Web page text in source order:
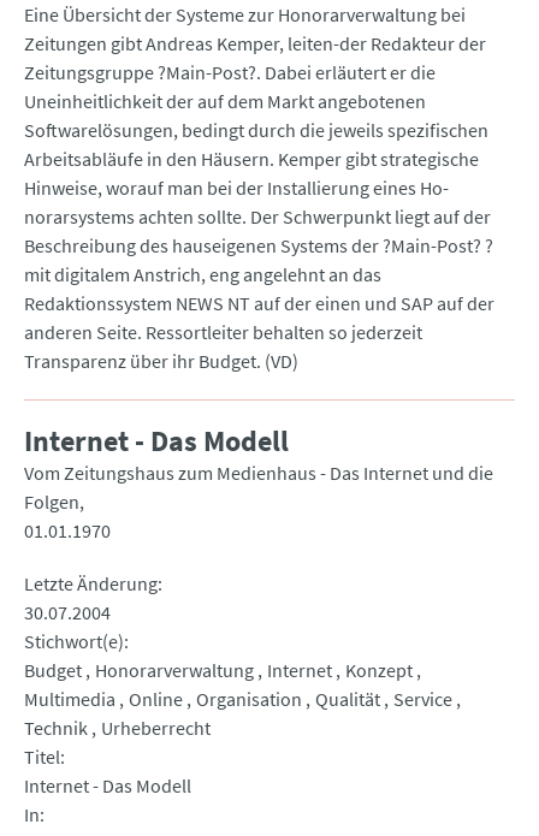
Eine Übersicht der Systeme zur Honorarverwaltung bei
Zeitungen gibt Andreas Kemper, leiten-der Redakteur der
Zeitungsgruppe ?Main-Post?. Dabei erläutert er die
Uneinheitlichkeit der auf dem Markt angebotenen
Softwarelösungen, bedingt durch die jeweils spezifischen
Arbeitsabläufe in den Häusern. Kemper gibt strategische
Hinweise, worauf man bei der Installierung eines Ho-
norarsystems achten sollte. Der Schwerpunkt liegt auf der
Beschreibung des hauseigenen Systems der ?Main-Post? ?
mit digitalem Anstrich, eng angelehnt an das
Redaktionssystem NEWS NT auf der einen und SAP auf der
anderen Seite. Ressortleiter behalten so jederzeit
Transparenz über ihr Budget. (VD)
Internet - Das Modell
Vom Zeitungshaus zum Medienhaus - Das Internet und die
Folgen
01.01.1970
Letzte Änderung
30.07.2004
Stichwort(e)
Budget Honorarverwaltung Internet Konzept
Multimedia Online Organisation Qualität Service
Technik Urheberrecht
Titel
Internet - Das Modell
In